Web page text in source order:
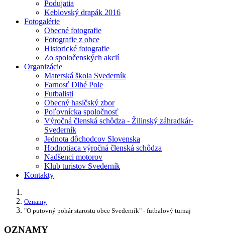
Podujatia
Keblovský drapák 2016
Fotogalérie
Obecné fotografie
Fotografie z obce
Historické fotografie
Zo spoločenských akcií
Organizácie
Materská škola Svederník
Farnosť Dlhé Pole
Futbalisti
Obecný hasičský zbor
Poľovnícka spoločnosť
Výročná členská schôdza - Žilinský záhradkár-
Svederník
Jednota dôchodcov Slovenska
Hodnotiaca výročná členská schôdza
Nadšenci motorov
Klub turistov Svederník
Kontakty
Oznamy
"O putovný pohár starostu obce Svederník" - futbalový turnaj
OZNAMY